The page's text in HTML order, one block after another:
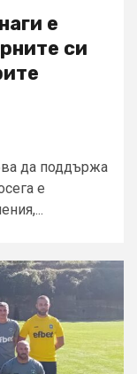
е
си
да поддържа
е